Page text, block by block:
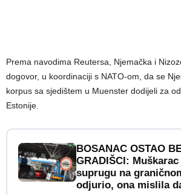
Prema navodima Reutersa, Njemačka i
dogovor, u koordinaciji s NATO-om, da se
korpus sa sjedištem u Muenster dodijeli za
Estonije.
BOSANAC OSTAO
GRADIŠCI:
suprugu na
odjurio, ona mislila